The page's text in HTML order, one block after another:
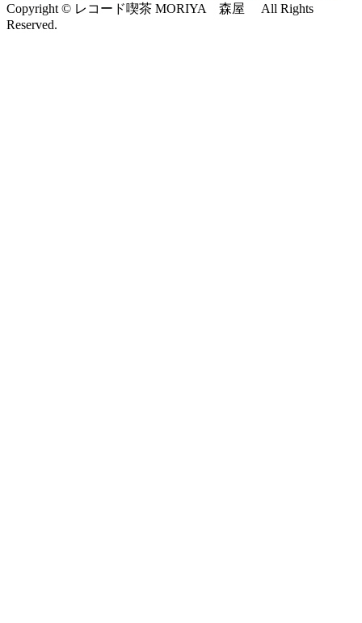
Copyright © レコード喫茶 MORIYA 森屋 All Rights
Reserved.